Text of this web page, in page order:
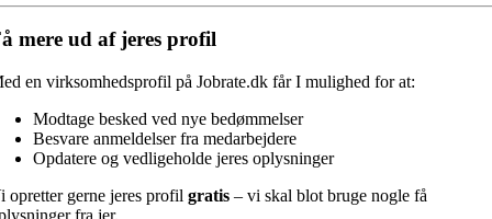
mere ud af jeres profil
en virksomhedsprofil på Jobrate.dk får I mulighed for at:
Modtage besked ved nye bedømmelser
Besvare anmeldelser fra medarbejdere
Opdatere og vedligeholde jeres oplysninger
opretter gerne jeres profilgratis – vi skal blot bruge nogle få
fra jer.